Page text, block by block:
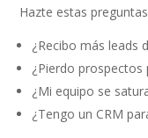
Hazte estas
¿Recibo más leads
¿Pierdo
¿Mi equipo se
¿Tengo un CRM